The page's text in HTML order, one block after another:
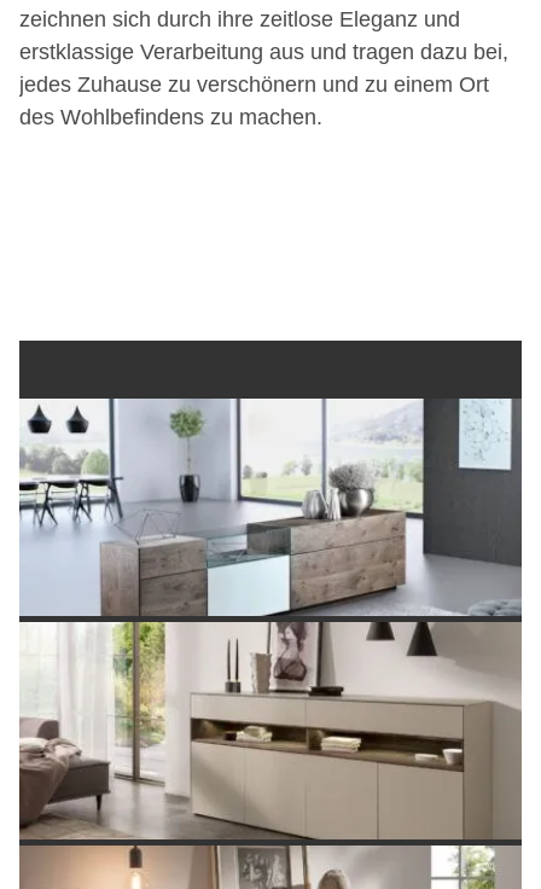
zeichnen sich durch ihre zeitlose Eleganz und
erstklassige Verarbeitung aus und tragen dazu bei,
jedes Zuhause zu verschönern und zu einem Ort
des Wohlbefindens zu machen.